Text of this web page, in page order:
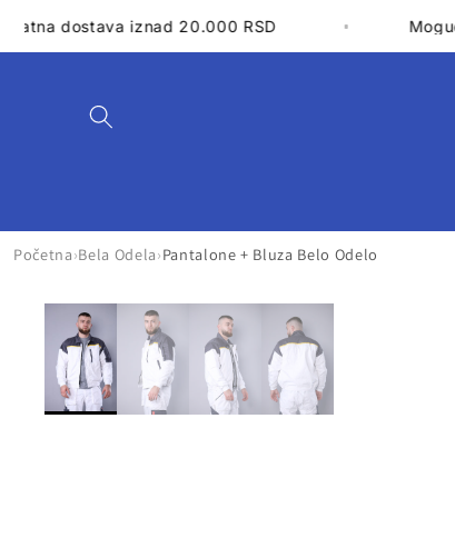
na
sadržaj
Besplatna dostava iznad 20.000 RSD
Početna›Bela Odela›Pantalone + Bluza Belo Odelo